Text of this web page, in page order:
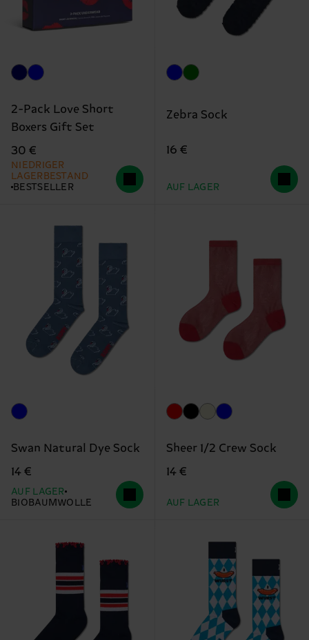
2-Pack Love Short
Boxers Gift Set
30 €
NIEDRIGER
LAGERBESTAND
BESTSELLER
Zebra Sock
16 €
AUF LAGER
Swan Natural Dye Sock
14 €
AUF LAGER
BIOBAUMWOLLE
Sheer 1/2 Crew Sock
14 €
AUF LAGER